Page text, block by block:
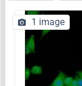
1 image